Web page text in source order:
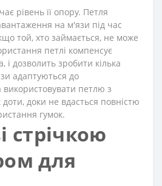
рівень її опору. Петля
на м'язи під час
той, хто займається, не може
петлі компенсує
і дозволить зробити кілька
адаптуються до
петлю з
доки не вдасться повністю
гумок.
стрічкою
для